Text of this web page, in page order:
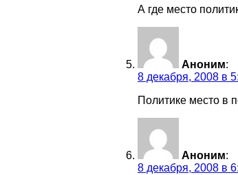
А где место
Аноним:
8 декабря, 2008 в
Политике место в
Аноним:
8 декабря, 2008 в